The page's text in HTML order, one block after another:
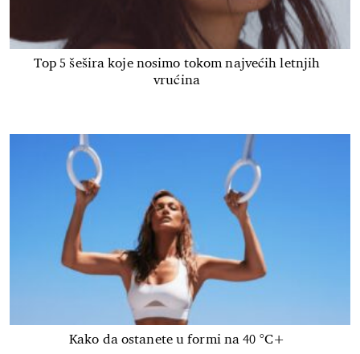
Top 5 šešira koje nosimo tokom najvećih letnjih
vrućina
Kako da ostanete u formi na 40 °C+